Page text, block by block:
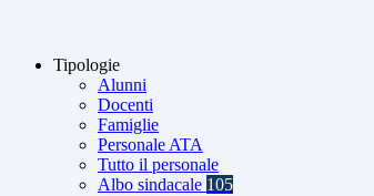
Tipologie
Alunni
Docenti
Famiglie
Personale ATA
Tutto il personale
Albo sindacale 105